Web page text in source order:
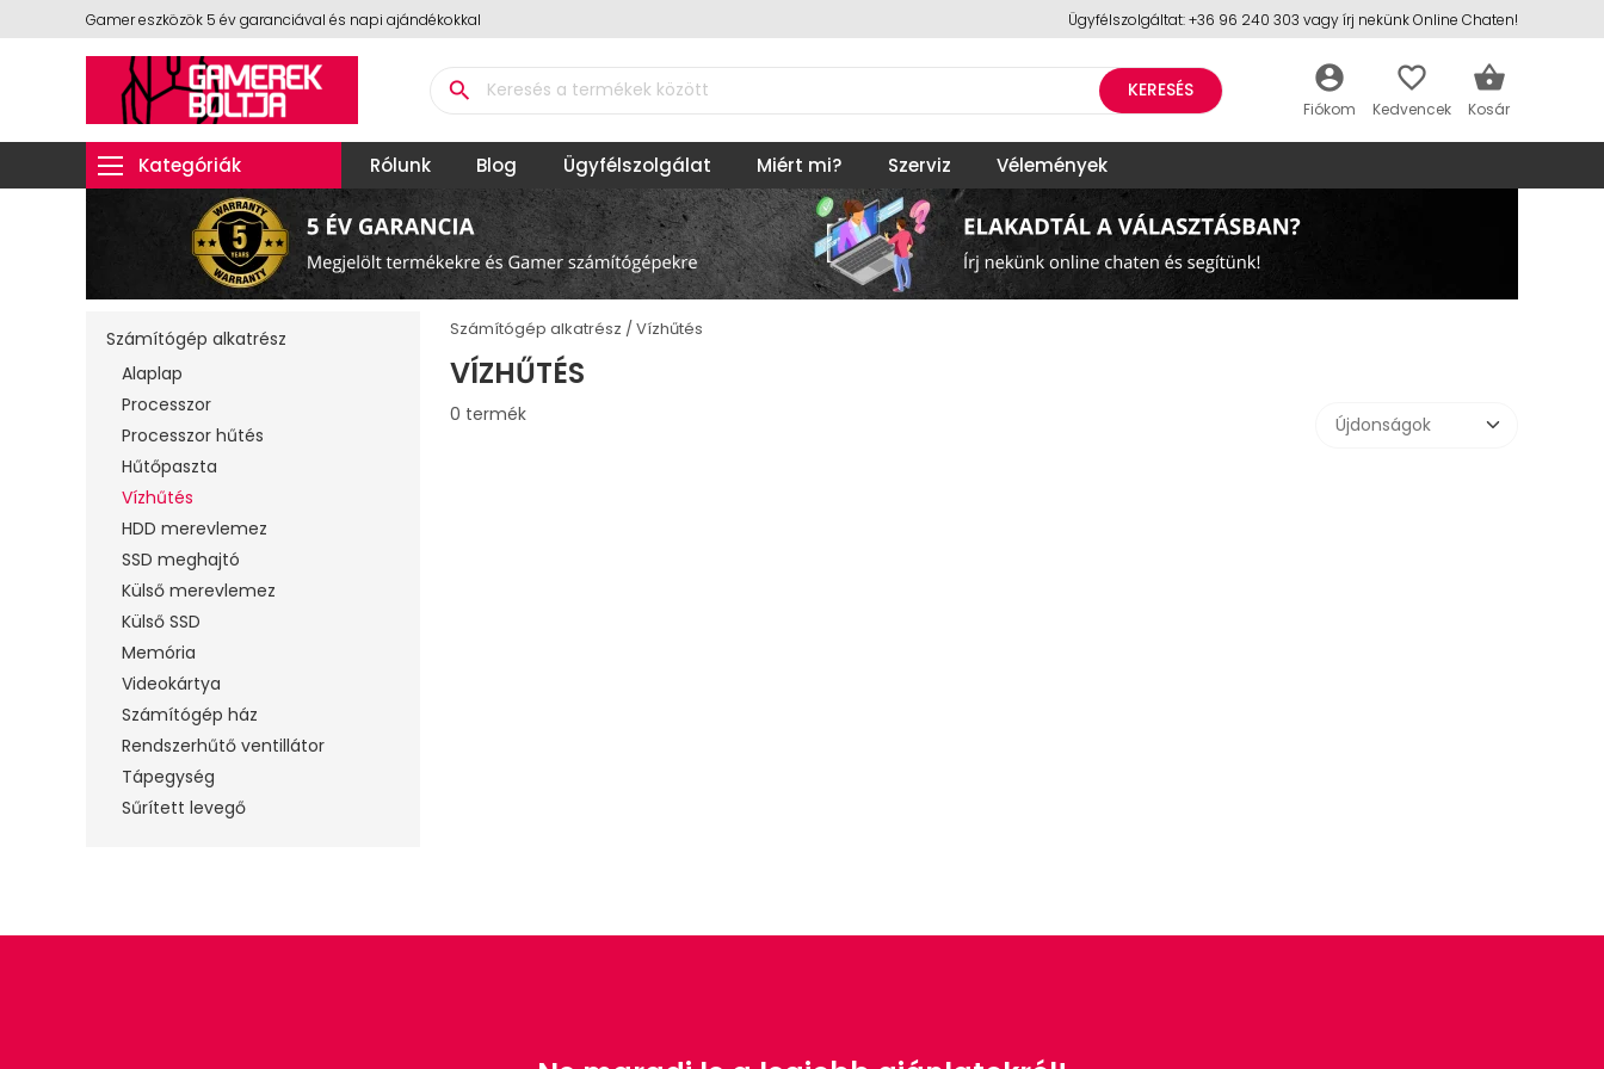
Gamer eszközök 5 év garanciával és napi ajándékokkal Ügyfélszolgáltat: +36 96 240 303 vagy írj nekünk Online Chaten!
Kategóriák Rólunk Blog Ügyfélszolgálat Miért mi? Szerviz Vélemények
account_circle favorite_border shopping_basket
search KERESÉS
Számítógép alkatrész
Alaplap
Processzor
Processzor hűtés
Hűtőpaszta
Vízhűtés
HDD merevlemez
SSD meghajtó
Külső merevlemez
Külső SSD
Memória
Videokártya
Számítógép ház
Rendszerhűtő ventillátor
Tápegység
Sűrített levegő
Számítógép alkatrész Vízhűtés
VÍZHŰTÉS
0 termék